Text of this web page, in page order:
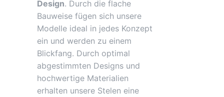
Design. Durch die flache
Bauweise fügen sich unsere
Modelle ideal in jedes Konzept
ein und werden zu einem
Blickfang. Durch optimal
abgestimmten Designs und
hochwertige Materialien
erhalten unsere Stelen eine